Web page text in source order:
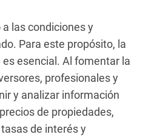
las condiciones y
Para este propósito, la
esencial. Al fomentar la
profesionales y
y analizar información
de propiedades,
de interés y